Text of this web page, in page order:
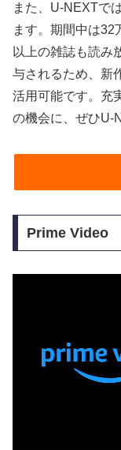
また、U-NEXTで
ます。期間中は32
以上の雑誌も読み
与されるため、新
活用可能です。充
の機会に、ぜひU-
Prime Video